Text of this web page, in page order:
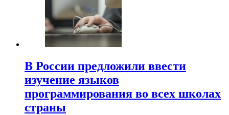
В России предложили ввести
изучение языков
программирования во всех школах
страны